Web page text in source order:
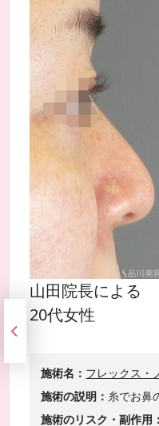
山田院長による
20代女性
施術名
フレックス・
施術の説明
糸でお鼻
施術のリスク・副作用